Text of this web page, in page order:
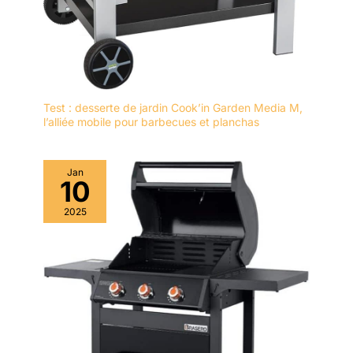
Test : desserte de jardin Cook’in Garden Media M,
l’alliée mobile pour barbecues et planchas
Jan
10
2025